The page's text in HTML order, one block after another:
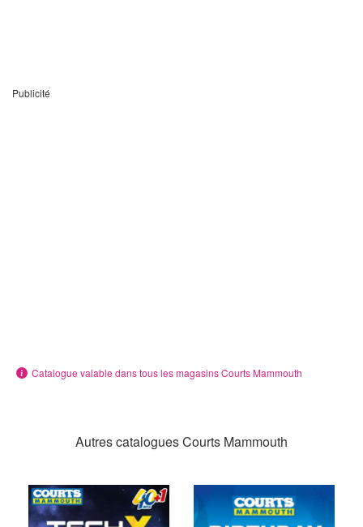
Publicité
Catalogue valable dans tous les magasins Courts Mammouth
Autres catalogues Courts Mammouth